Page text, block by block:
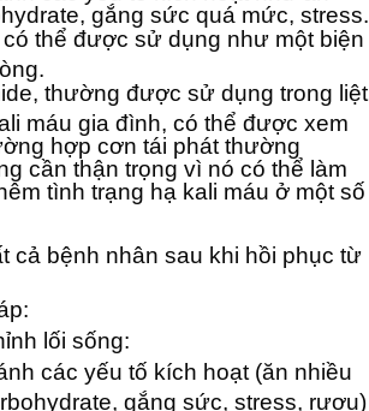
gắng sức quá mức, stress.
có thể được sử dụng như một biện
thường được sử dụng trong liệt
máu gia đình, có thể được xem
hợp cơn tái phát thường
cần thận trọng vì nó có thể làm
tình trạng hạ kali máu ở một số
cả bệnh nhân sau khi hồi phục từ
lối sống:
các yếu tố kích hoạt (ăn nhiều
gắng sức, stress, rượu)